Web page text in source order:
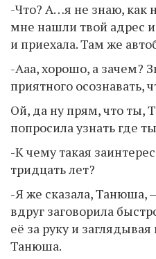
-Что? А…я не знаю, как
мне нашли твой адрес
и приехала. Там же
-Ааа, хорошо, а зачем?
приятного осознавать,
Ой, да ну прям, что ты,
попросила узнать где
-К чему такая
тридцать лет?
-Я же сказала, Танюша,
вдруг заговорила
её за руку и
Танюша.